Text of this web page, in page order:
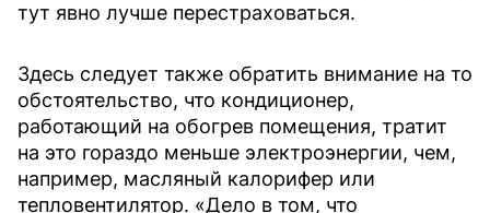
тут явно лучше перестраховаться.
Здесь следует также обратить внимание на то
обстоятельство, что кондиционер,
работающий на обогрев помещения, тратит
на это гораздо меньше электроэнергии, чем,
например, масляный калорифер или
тепловентилятор. «Дело в том, что